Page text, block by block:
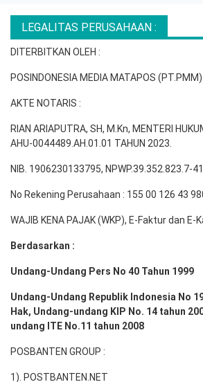
LEGALITAS PERUSAHAAN :
DITERBITKAN OLEH :
POSINDONESIA MEDIA MATAPOS (PT.PMM)
AKTE NOTARIS :
RIAN ARIAPUTRA, SH, M.Kn, MENTERI
AHU-0044489.AH.01.01 TAHUN 2023.
NIB. 1906230133795, NPWP.39.352.823.7-
No Rekening Perusahaan : 155 00 126 43
WAJIB KENA PAJAK (WKP), E-Faktur dan E-
Berdasarkan :
Undang-Undang Pers No 40 Tahun 1999
Undang-Undang Republik Indonesia No
Hak, Undang-undang KIP No. 14 tahun
undang ITE No.11 tahun 2008
POSBANTEN GROUP :
1). POSTBANTEN.NET